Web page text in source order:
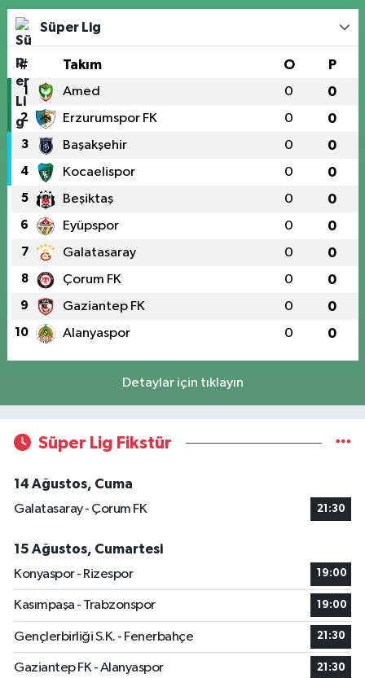
Süper Lig
# Takım O P
1 Amed 0 0
2 Erzurumspor FK 0 0
3 Başakşehir 0 0
4 Kocaelispor 0 0
5 Beşiktaş 0 0
6 Eyüpspor 0 0
7 Galatasaray 0 0
8 Çorum FK 0 0
9 Gaziantep FK 0 0
10 Alanyaspor 0 0
Detaylar için tıklayın
Süper Lig Fikstür
14 Ağustos, Cuma
Galatasaray - Çorum FK
21:30
15 Ağustos, Cumartesi
Konyaspor - Rizespor
19:00
Kasımpaşa - Trabzonspor 19:00
Gençlerbirliği S.K. - Fenerbahçe 21:30
Gaziantep FK - Alanyaspor 21:30